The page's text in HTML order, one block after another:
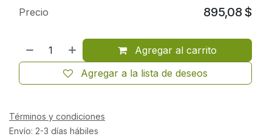
Agregar al carrito
Agregar a la lista de deseos
Precio 895,08$
Términos y condiciones
Envío: 2-3 días hábiles